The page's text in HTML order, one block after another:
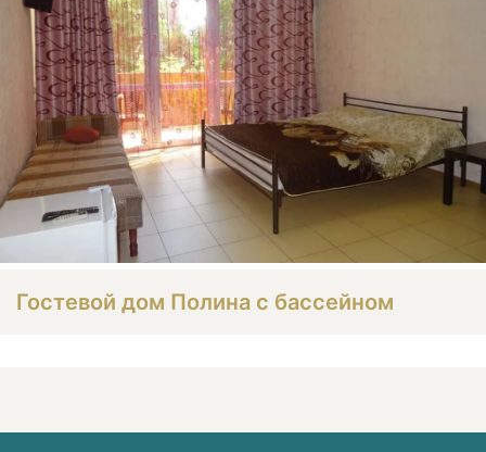
Гостевой дом Полина с бассейном